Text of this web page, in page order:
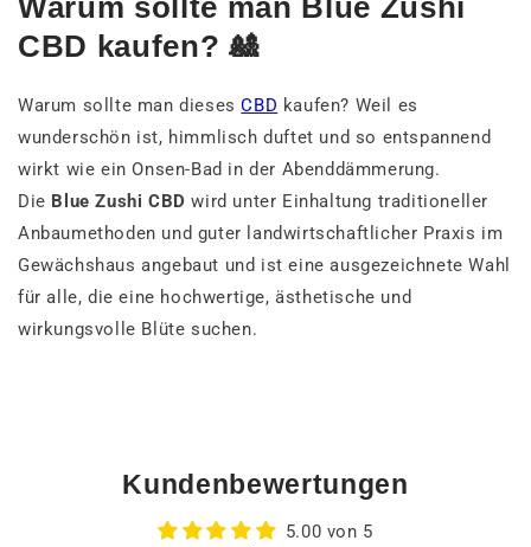
Warum sollte man Blue Zushi
CBD kaufen? 🎎
Warum sollte man diesesCBD kaufen? Weil es
wunderschön ist, himmlisch duftet und so entspannend
wirkt wie ein Onsen-Bad in der Abenddämmerung.
Die Blue Zushi CBD wird unter Einhaltung traditioneller
Anbaumethoden und guter landwirtschaftlicher Praxis im
Gewächshaus angebaut und ist eine ausgezeichnete Wahl
für alle, die eine hochwertige, ästhetische und
wirkungsvolle Blüte suchen.
Kundenbewertungen
5.00 von 5